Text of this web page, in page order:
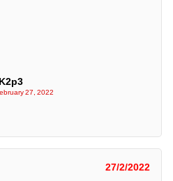
27, 2022
27/2/2022